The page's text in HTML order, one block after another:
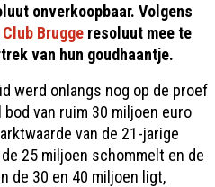
onverkoopbaar. Volgens
Club Brugge resoluut mee te
van hun goudhaantje.
werd onlangs nog op de proef
van ruim 30 miljoen euro
van de 21-jarige
25 miljoen schommelt en de
de 30 en 40 miljoen ligt,